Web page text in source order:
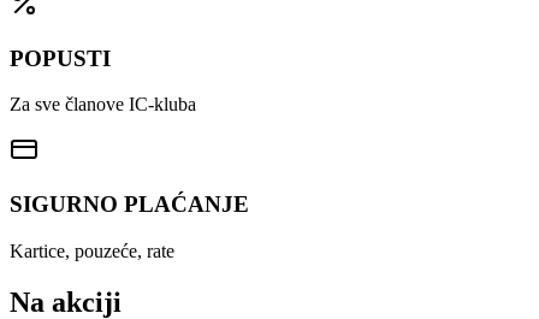
POPUSTI
Za sve članove IC-kluba
SIGURNO PLAĆANJE
Kartice, pouzeće, rate
Na akciji